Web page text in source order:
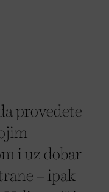
provedete
i uz dobar
– ipak